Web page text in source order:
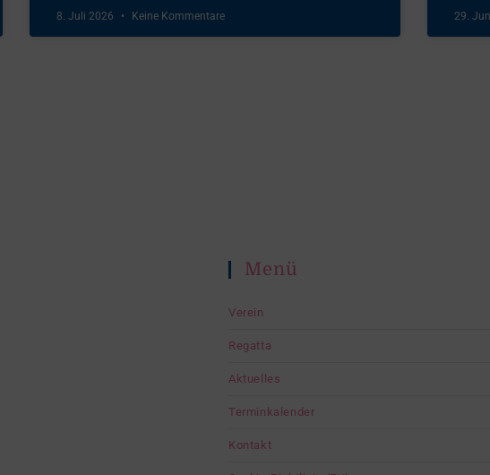
8. Juli 2026 Keine Kommentare 29.
Menü
Verein
Regatta
Aktuelles
Terminkalender
Kontakt